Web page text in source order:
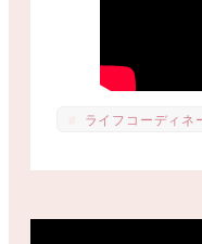
ライフコーディネ